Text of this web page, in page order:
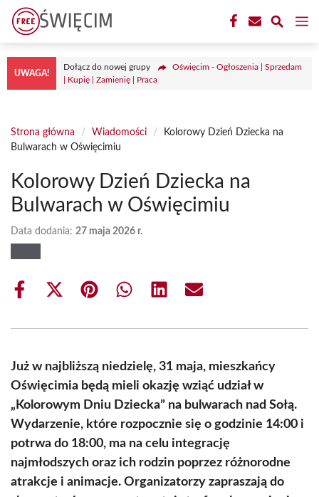
Przejdź
treści
UWAGA!
Dołącz do nowej grupy
Oświęcim - Ogłoszenia | Sprzedam
| Kupię | Zamienię | Praca
Strona główna / Wiadomości /
Kolorowy Dzień Dziecka na
Bulwarach w Oświęcimiu
Kolorowy Dzień Dziecka na
Bulwarach w Oświęcimiu
Data dodania: 27 maja 2026 r.
Share
Share
(Twitter)
Share Share Share Share
Już w najbliższą niedzielę, 31 maja, mieszkańcy
Oświęcimia będą mieli okazję wziąć udział w
„Kolorowym Dniu Dziecka” na bulwarach nad Sołą.
Wydarzenie, które rozpocznie się o godzinie 14:00 i
potrwa do 18:00, ma na celu integrację
najmłodszych oraz ich rodzin poprzez różnorodne
atrakcje i animacje. Organizatorzy zapraszają do